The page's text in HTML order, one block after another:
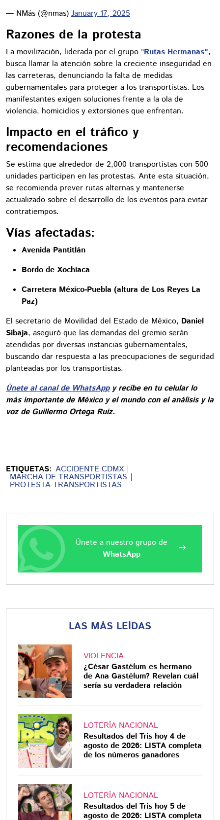
— NMás (@nmas) January 17, 2025
Razones de la protesta
La movilización, liderada por el grupo"Rutas Hermanas",
busca llamar la atención sobre la creciente inseguridad en
las carreteras, denunciando la falta de medidas
gubernamentales para proteger a los transportistas. Los
manifestantes exigen soluciones frente a la ola de
violencia, homicidios y extorsiones que enfrentan.
Impacto en el tráfico y
recomendaciones
Se estima que alrededor de 2,000 transportistas con 500
unidades participen en las protestas. Ante esta situación,
se recomienda prever rutas alternas y mantenerse
actualizado sobre el desarrollo de los eventos para evitar
contratiempos.
Vías afectadas:
Avenida Pantitlán
Bordo de Xochiaca
Carretera México-Puebla (altura de Los Reyes La
Paz)
El secretario de Movilidad del Estado de México, Daniel
Sibaja, aseguró que las demandas del gremio serán
atendidas por diversas instancias gubernamentales,
buscando dar respuesta a las preocupaciones de seguridad
planteadas por los transportistas.
Únete al canal de WhatsAppy recibe en tu celular lo
más importante de México y el mundo con el análisis y la
voz de Guillermo Ortega Ruiz.
ETIQUETAS: ACCIDENTE CDMX
MARCHA DE TRANSPORTISTAS
PROTESTA TRANSPORTISTAS
Únete a nuestro grupo de
WhatsApp
LAS MÁS LEÍDAS
VIOLENCIA
¿César Gastélum es hermano
de Ana Gastélum? Revelan cuál
sería su verdadera relación
LOTERÍA NACIONAL
Resultados del Tris hoy 4 de
agosto de 2026: LISTA completa
de los números ganadores
LOTERÍA NACIONAL
Resultados del Tris hoy 5 de
agosto de 2026: LISTA completa